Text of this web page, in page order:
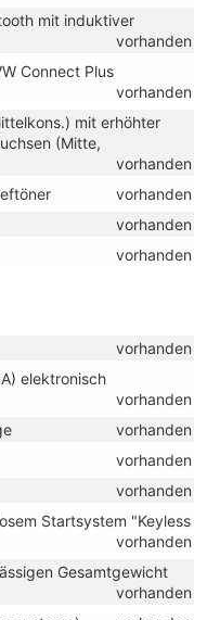
mit induktiver
vorhanden
Connect Plus
vorhanden
mit erhöhter
(Mitte,
vorhanden
vorhanden
vorhanden
vorhanden
vorhanden
elektronisch
vorhanden
vorhanden
vorhanden
vorhanden
Startsystem "Keyless
vorhanden
Gesamtgewicht
vorhanden